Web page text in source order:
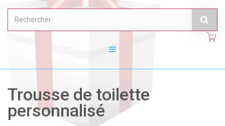
Trousse de toilette
personnalisé